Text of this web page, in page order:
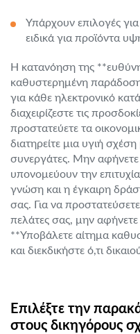
Υπάρχουν επιλογές
ειδικά για προϊόντα
Η κατανόηση της
καθυστερημένη
για κάθε ηλεκτρονικό
διαχειρίζεστε τις
προστατεύετε τα
διατηρείτε μια υγιή
συνεργάτες. Μην αφήνετε
υπονομεύουν την
γνώση και η έγκαιρη
σας. Για να
πελάτες σας, μην
**Υποβάλετε αίτημα
και διεκδικήστε ό,τι
Επιλέξτε την
στους δικηγόρους